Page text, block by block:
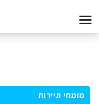
מומחי תיירות